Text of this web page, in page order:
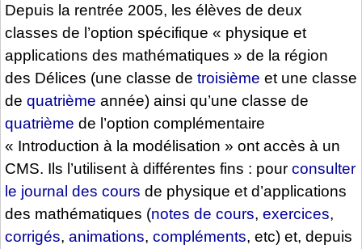
Depuis la rentrée 2005, les élèves de deux
classes de l’option spécifique « physique et
applications des mathématiques » de la région
des Délices (une classe de troisième et une classe
de quatrième année) ainsi qu’une classe de
quatrième de l’option complémentaire
« Introduction à la modélisation » ont accès à un
CMS. Ils l’utilisent à différentes fins : pour consulter
le journal des cours de physique et d’applications
des mathématiques (notes de cours, exercices,
corrigés, animations, compléments, etc) et, depuis